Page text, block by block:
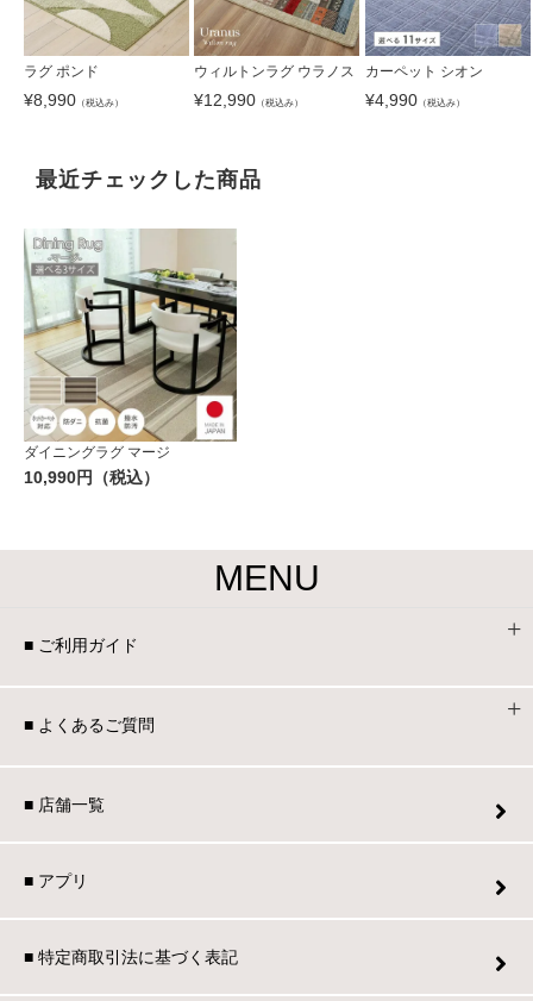
ラグ ポンド
¥8,990 （税込み）
ウィルトンラグ ウラノス
¥12,990 （税込み）
カーペット シオン
¥4,990（税込み）
最近チェックした商品
ダイニングラグ マージ
10,990円（税込）
MENU
■ ご利用ガイド
■ よくあるご質問
■ 店舗一覧
■ アプリ
■ 特定商取引法に基づく表記